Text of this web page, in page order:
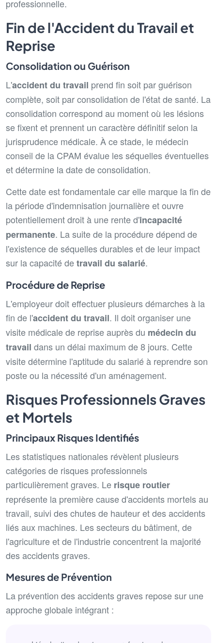
professionnelle.
Fin de l'Accident du Travail et
Reprise
Consolidation ou Guérison
L'accident du travail prend fin soit par guérison
complète, soit par consolidation de l'état de santé. La
consolidation correspond au moment où les lésions
se fixent et prennent un caractère définitif selon la
jurisprudence médicale. À ce stade, le médecin
conseil de la CPAM évalue les séquelles éventuelles
et détermine la date de consolidation.
Cette date est fondamentale car elle marque la fin de
la période d'indemnisation journalière et ouvre
potentiellement droit à une rente d'incapacité
permanente. La suite de la procédure dépend de
l'existence de séquelles durables et de leur impact
sur la capacité detravail du salarié.
Procédure de Reprise
L'employeur doit effectuer plusieurs démarches à la
fin de l'accident du travail. Il doit organiser une
visite médicale de reprise auprès du médecin du
travail dans un délai maximum de 8 jours. Cette
visite détermine l'aptitude du salarié à reprendre son
poste ou la nécessité d'un aménagement.
Risques Professionnels Graves
et Mortels
Principaux Risques Identifiés
Les statistiques nationales révèlent plusieurs
catégories de risques professionnels
particulièrement graves. Le risque routier
représente la première cause d'accidents mortels au
travail, suivi des chutes de hauteur et des accidents
liés aux machines. Les secteurs du bâtiment, de
l'agriculture et de l'industrie concentrent la majorité
des accidents graves.
Mesures de Prévention
La prévention des accidents graves repose sur une
approche globale intégrant :